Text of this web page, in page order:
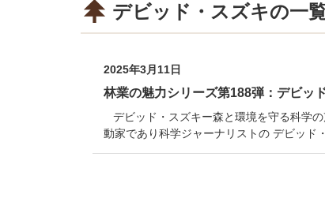
デビッド・スズキの一
2025年3月11日
林業の魅力シリーズ第188弾：デビッ
デビッド・スズキー森と環境を守る科学
動家であり科学ジャーナリストの デビッド